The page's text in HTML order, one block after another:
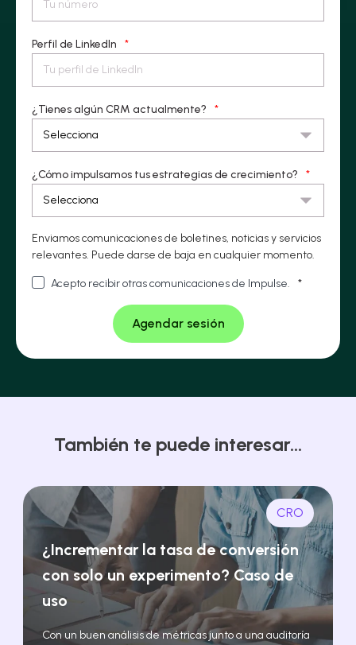
Perfil de LinkedIn *
¿Tienes algún CRM actualmente? *
¿Cómo impulsamos tus estrategias de crecimiento? *
Enviamos comunicaciones de boletines, noticias y servicios
relevantes. Puede darse de baja en cualquier momento.
Acepto recibir otras comunicaciones de Impulse. *
También te puede interesar...
CRO
¿Incrementar la tasa de conversión
con solo un experimento? Caso de
uso
Con un buen análisis de métricas junto a una auditoría